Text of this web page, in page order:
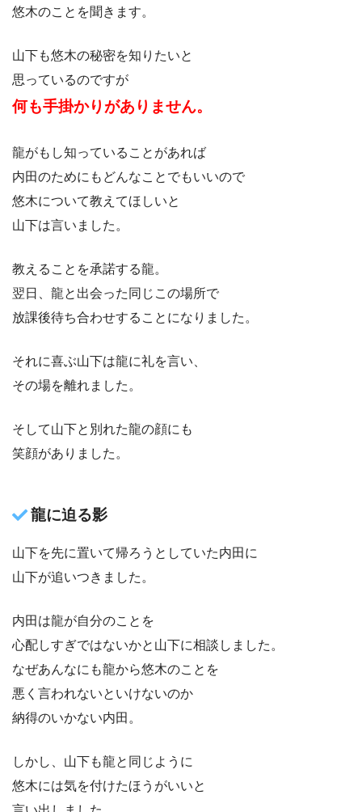
悠木のことを聞きます。
山下も悠木の秘密を知りたいと
思っているのですが
何も手掛かりがありません。
龍がもし知っていることがあれば
内田のためにもどんなことでもいいので
悠木について教えてほしいと
山下は言いました。
教えることを承諾する龍。
翌日、龍と出会った同じこの場所で
放課後待ち合わせすることになりました。
それに喜ぶ山下は龍に礼を言い、
その場を離れました。
そして山下と別れた龍の顔にも
笑顔がありました。
龍に迫る影
山下を先に置いて帰ろうとしていた内田に
山下が追いつきました。
内田は龍が自分のことを
心配しすぎではないかと山下に相談しました。
なぜあんなにも龍から悠木のことを
悪く言われないといけないのか
納得のいかない内田。
しかし、山下も龍と同じように
悠木には気を付けたほうがいいと